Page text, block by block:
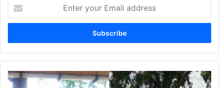
your
Email
Taat
Bayar